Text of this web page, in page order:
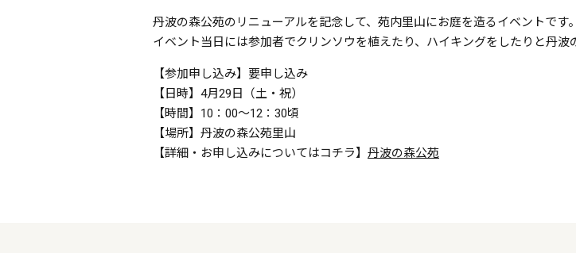
丹波の森公苑のリニューアルを記念して、苑内里山にお庭を造るイベントです。
イベント当日には参加者でクリンソウを植えたり、ハイキングをしたりと丹
【参加申し込み】要申し込み
【日時】4月29日（土・祝）
【時間】10：00～12：30頃
【場所】丹波の森公苑里山
【詳細・お申し込みについてはコチラ】 丹波の森公苑